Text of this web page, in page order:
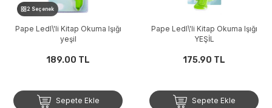
2 Seçenek
Pape Ledl\'li Kitap Okuma Işığı
yeşil
189.00 TL
Sepete Ekle
Pape Ledl\'li Kitap Okuma Işığı
YEŞİL
175.90 TL
Sepete Ekle